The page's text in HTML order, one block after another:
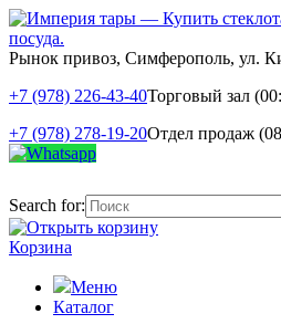
Рынок привоз, Симферополь, ул.
+7 (978) 226-43-40Торговый зал
+7 (978) 278-19-20Отдел продаж
Search for:
Корзина
Меню
Каталог